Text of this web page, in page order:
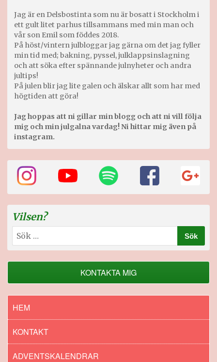
Jag är en Delsbostinta som nu är bosatt i Stockholm i
ett gult litet parhus tillsammans med min man och
vår son Emil som föddes 2018.
På höst/vintern julbloggar jag gärna om det jag fyller
min tid med; bakning, pyssel, julklappsinslagning
och att söka efter spännande julnyheter och andra
jultips!
På julen blir jag lite galen och älskar allt som har med
högtiden att göra!
Jag hoppas att ni gillar min blogg och att ni vill följa
mig och min julgalna vardag! Ni hittar mig även på
instagram.
Vilsen?
Sök
efter:
KONTAKTA MIG
HEM
KONTAKT
ADVENTSKALENDRAR